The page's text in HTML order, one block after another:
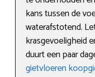
kans tussen de
waterafstotend.
krasgevoeligheid
duurt een paar
gietvloeren